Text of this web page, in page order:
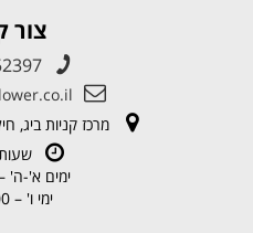
צור
מרכז קניות ביג, חיל
ימים א'-ה' – 09:00-
ימי ו' – 09:00-14:00